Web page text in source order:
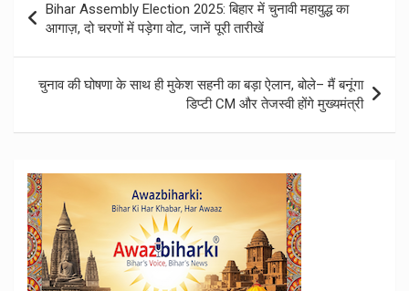
navigation
Bihar Assembly Election 2025: बिहार में चुनावी महायुद्ध का
आगाज़, दो चरणों में पड़ेगा वोट, जानें पूरी तारीखें
चुनाव की घोषणा के साथ ही मुकेश सहनी का बड़ा ऐलान, बोले– मैं बनूंगा
डिप्टी CM और तेजस्वी होंगे मुख्यमंत्री